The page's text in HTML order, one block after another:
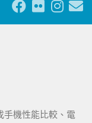
手機性能比較、電